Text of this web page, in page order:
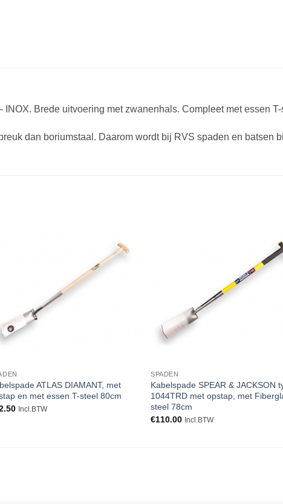
Brede uitvoering met zwanenhals. Compleet met essen T-
dan boriumstaal. Daarom wordt bij RVS spaden en batsen
Toevoegen
aan
verlanglijst
ATLAS DIAMANT, met
en met essen T-steel 80cm
Incl.BTW
aan
SPADEN
Kabelspade SPEAR & JACKSON
1044TRD met opstap, met
steel 78cm
€110.00 Incl.BTW